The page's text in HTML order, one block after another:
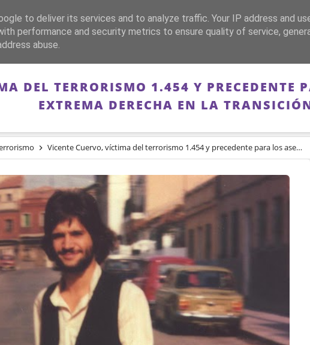
REPÚBLICA FRANQUISMO GUERRA DE ESPAÑA MEMORIA
DEL TERRORISMO 1.454 Y PRECEDENTE
EXTREMA DERECHA EN LA
Vicente Cuervo, víctima del terrorismo 1.454 y precedente para los asesinados por la extrema derecha en la Transición
to deliver its services and to analyze traffic. Your IP address and
performance and security metrics to ensure quality of service,
abuse.